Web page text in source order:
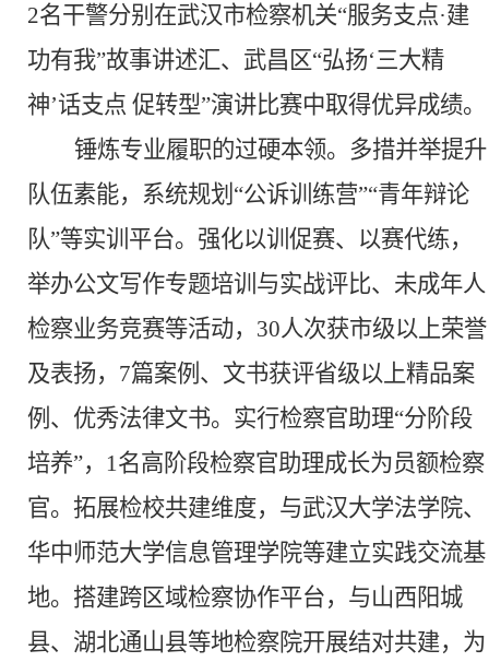
2名干警分别在武汉市检察机关“服务支点·建
功有我”故事讲述汇、武昌区“弘扬‘三大精
神’话支点 促转型”演讲比赛中取得优异成绩。
锤炼专业履职的过硬本领。 多措并举提升
队伍素能，系统规划 “公诉训练营”“青年辩论
队”等实训平台。强化以训促赛、以赛代练，
举办公文写作专题培训与实战评比、未成年人
检察业务竞赛等活动，30人次获市级以上荣誉
及表扬，7篇案例、文书获评省级以上精品案
例、优秀法律文书。实行检察官助理“分阶段
培养”，1名高阶段检察官助理成长为员额检察
官。拓展检校共建维度，与武汉大学法学院、
华中师范大学信息管理学院等建立实践交流基
地。搭建跨区域检察协作平台，与山西阳城
县、湖北通山县等地检察院开展结对共建，为